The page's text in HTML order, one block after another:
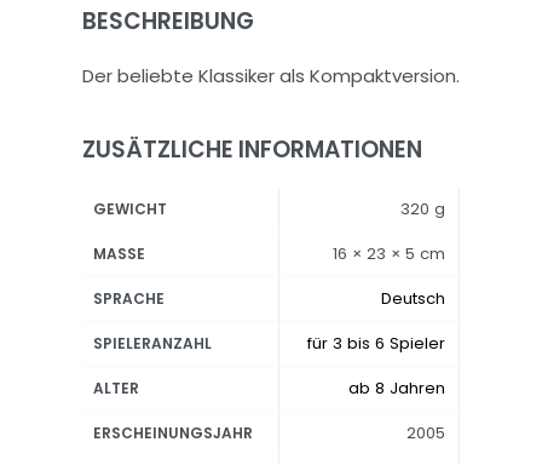
BESCHREIBUNG
Der beliebte Klassiker als Kompaktversion.
ZUSÄTZLICHE INFORMATIONEN
GEWICHT 320 g
MASSE 16 × 23 × 5 cm
SPRACHE Deutsch
SPIELERANZAHL für 3 bis 6 Spieler
ALTER ab 8 Jahren
ERSCHEINUNGSJAHR 2005